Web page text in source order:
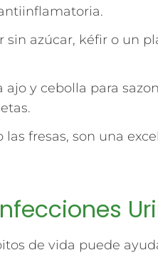
sin azúcar, kéfir o un
ajo y cebolla para
las fresas, son una
de vida puede